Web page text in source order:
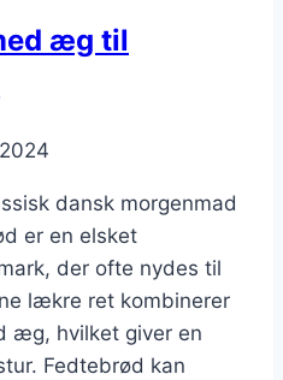
æg til
dansk morgenmad
er en elsket
der ofte nydes til
lækre ret kombinerer
æg, hvilket giver en
Fedtebrød kan